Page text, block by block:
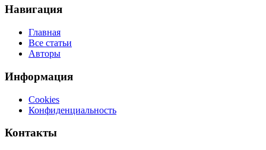
Навигация
Главная
Все статьи
Авторы
Информация
Cookies
Конфиденциальность
Контакты